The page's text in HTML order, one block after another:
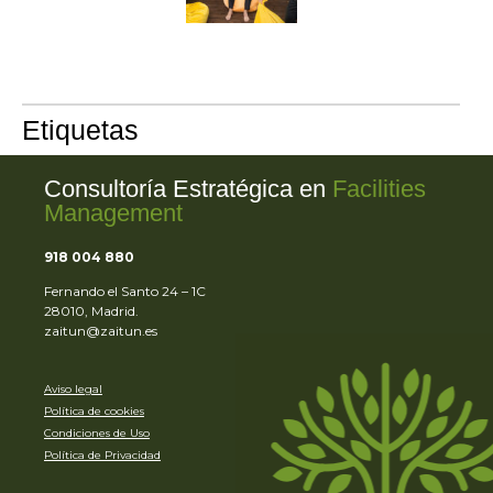
Etiquetas
Consultoría Estratégica en Facilities
Management
918 004 880
Fernando el Santo 24 – 1C
28010, Madrid.
zaitun@zaitun.es
Aviso legal
Política de cookies
Condiciones de Uso
Política de Privacidad